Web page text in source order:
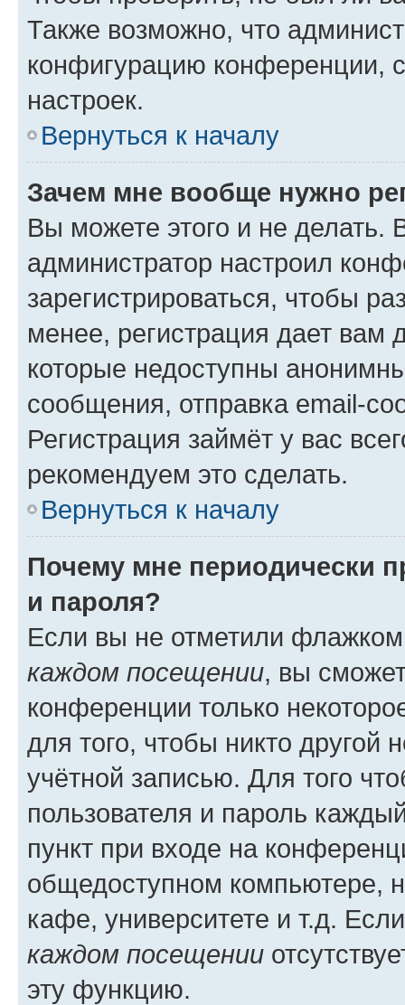
Также возможно, что
конфигурацию конференции,
настроек.
Вернуться к началу
Зачем мне вообще нужно
Вы можете этого и не делать.
администратор настроил
зарегистрироваться, чтобы
менее, регистрация дает вам
которые недоступны
сообщения, отправка email-
Регистрация займёт у вас
рекомендуем это сделать.
Вернуться к началу
Почему мне периодически
и пароля?
Если вы не отметили
каждом посещении, вы
конференции только
для того, чтобы никто другой
учётной записью. Для того
пользователя и пароль
пункт при входе на
общедоступном компьютере,
кафе, университете и т.д.
каждом посещении
эту функцию.